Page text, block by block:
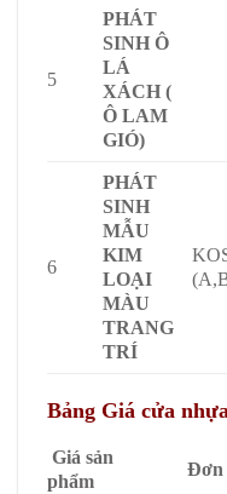
5
PHÁT
SINH Ô
LÁ
XÁCH (
Ô LAM
GIÓ)
6
PHÁT
SINH
MẪU
KIM
LOẠI
MÀU
TRANG
TRÍ
Bảng Giá cửa
Giá sản
phẩm
Đơn